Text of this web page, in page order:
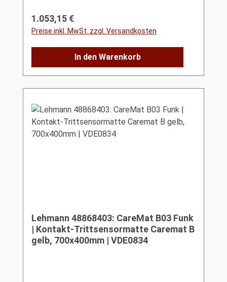
Regulärer Preis:
1.053,15 €
Preise inkl. MwSt. zzgl. Versandkosten
In den Warenkorb
Lehmann 48868403: CareMat B03 Funk
| Kontakt-Trittsensormatte Caremat B
gelb, 700x400mm | VDE0834